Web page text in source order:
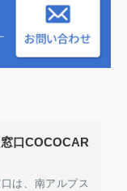
口COCOCAR
は、南アルプス